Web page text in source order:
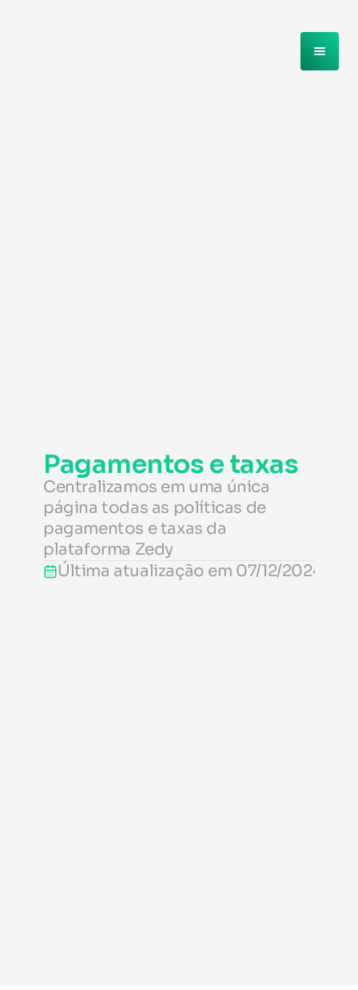
Pagamentos e taxas
Centralizamos em uma única
página todas as políticas de
pagamentos e taxas da
plataforma Zedy
Última atualização em 07/12/2024.